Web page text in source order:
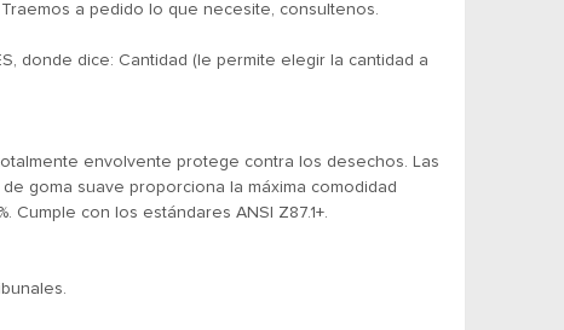
a pedido lo que necesite, consultenos.
donde dice: Cantidad (le permite elegir la cantidad a
envolvente protege contra los desechos. Las
goma suave proporciona la máxima comodidad
con los estándares ANSI Z87.1+.